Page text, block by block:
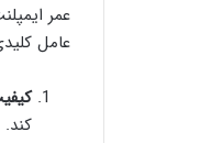
عمر
عامل